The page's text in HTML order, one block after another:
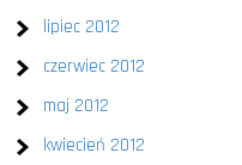
lipiec 2012
czerwiec 2012
maj 2012
kwiecień 2012